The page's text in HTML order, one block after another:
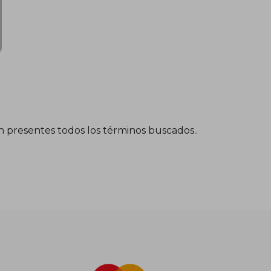
presentes todos los términos buscados..